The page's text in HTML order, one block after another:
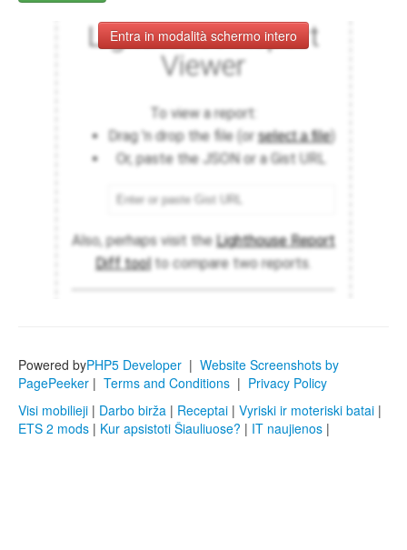
Entra in modalità schermo intero
Powered byPHP5 Developer | Website Screenshots by
PagePeeker | Terms and Conditions | Privacy Policy
Visi mobilieji | Darbo birža | Receptai | Vyriski ir moteriski batai |
ETS 2 mods | Kur apsistoti Šiauliuose? | IT naujienos |